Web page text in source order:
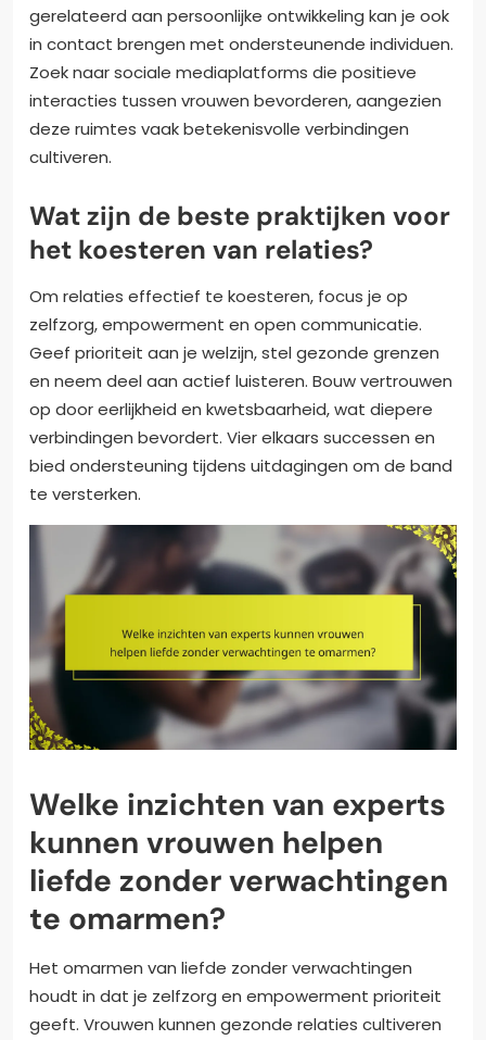
gerelateerd aan persoonlijke ontwikkeling kan je ook
in contact brengen met ondersteunende individuen.
Zoek naar sociale mediaplatforms die positieve
interacties tussen vrouwen bevorderen, aangezien
deze ruimtes vaak betekenisvolle verbindingen
cultiveren.
Wat zijn de beste praktijken voor
het koesteren van relaties?
Om relaties effectief te koesteren, focus je op
zelfzorg, empowerment en open communicatie.
Geef prioriteit aan je welzijn, stel gezonde grenzen
en neem deel aan actief luisteren. Bouw vertrouwen
op door eerlijkheid en kwetsbaarheid, wat diepere
verbindingen bevordert. Vier elkaars successen en
bied ondersteuning tijdens uitdagingen om de band
te versterken.
Welke inzichten van experts
kunnen vrouwen helpen
liefde zonder verwachtingen
te omarmen?
Het omarmen van liefde zonder verwachtingen
houdt in dat je zelfzorg en empowerment prioriteit
geeft. Vrouwen kunnen gezonde relaties cultiveren